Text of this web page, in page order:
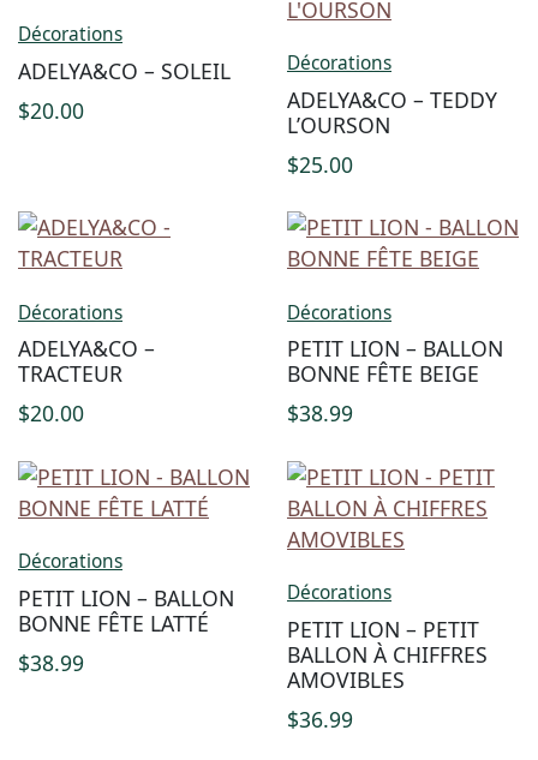
Décorations
ADELYA&CO – SOLEIL
$20.00
Décorations
ADELYA&CO – TEDDY
L’OURSON
$25.00
Décorations
ADELYA&CO –
TRACTEUR
$20.00
Décorations
PETIT LION – BALLON
BONNE FÊTE BEIGE
$38.99
Décorations
PETIT LION – BALLON
BONNE FÊTE LATTÉ
$38.99
Décorations
PETIT LION – PETIT
BALLON À CHIFFRES
AMOVIBLES
$36.99